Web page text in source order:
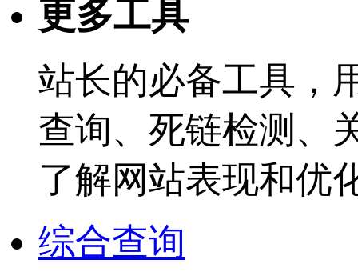
更多工具
站长的必备工具，
查询、死链检测、
了解网站表现和优
综合查询